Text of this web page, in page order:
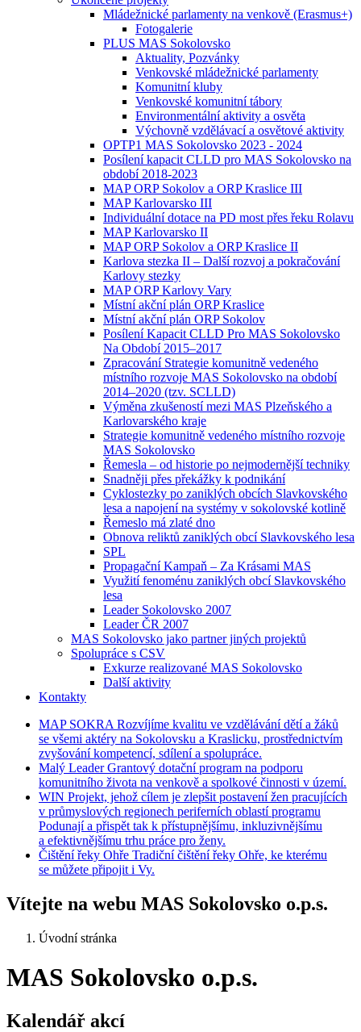
Mládežnické parlamenty na venkově (Erasmus+)
Fotogalerie
PLUS MAS Sokolovsko
Aktuality, Pozvánky
Venkovské mládežnické parlamenty
Komunitní kluby
Venkovské komunitní tábory
Environmentální aktivity a osvěta
Výchovně vzdělávací a osvětové aktivity
OPTP1 MAS Sokolovsko 2023 - 2024
Posílení kapacit CLLD pro MAS Sokolovsko na
období 2018-2023
MAP ORP Sokolov a ORP Kraslice III
MAP Karlovarsko III
Individuální dotace na PD most přes řeku Rolavu
MAP Karlovarsko II
MAP ORP Sokolov a ORP Kraslice II
Karlova stezka II – Další rozvoj a pokračování
Karlovy stezky
MAP ORP Karlovy Vary
Místní akční plán ORP Kraslice
Místní akční plán ORP Sokolov
Posílení Kapacit CLLD Pro MAS Sokolovsko
Na Období 2015–2017
Zpracování Strategie komunitně vedeného
místního rozvoje MAS Sokolovsko na období
2014–2020 (tzv. SCLLD)
Výměna zkušeností mezi MAS Plzeňského a
Karlovarského kraje
Strategie komunitně vedeného místního rozvoje
MAS Sokolovsko
Řemesla – od historie po nejmodernější techniky
Snadněji přes překážky k podnikání
Cyklostezky po zaniklých obcích Slavkovského
lesa a napojení na systémy v sokolovské kotlině
Řemeslo má zlaté dno
Obnova reliktů zaniklých obcí Slavkovského lesa
SPL
Propagační Kampaň – Za Krásami MAS
Využití fenoménu zaniklých obcí Slavkovského
lesa
Leader Sokolovsko 2007
Leader ČR 2007
MAS Sokolovsko jako partner jiných projektů
Spolupráce s CSV
Exkurze realizované MAS Sokolovsko
Další aktivity
Kontakty
MAPSOKRA Rozvíjíme kvalitu ve vzdělávání dětí a žáků
se všemi aktéry na Sokolovsku a Kraslicku, prostřednictvím
zvyšování kompetencí, sdílení a spolupráce.
Malý Leader Grantový dotační program na podporu
komunitního života na venkově a spolkové činnosti v území.
WIN Projekt, jehož cílem je zlepšit postavení žen pracujících
v průmyslových regionech periferních oblastí programu
Podunají a přispět tak k přístupnějšímu, inkluzivnějšímu
a efektivnějšímu trhu práce pro ženy.
Čištěnířeky Ohře Tradiční čištění řeky Ohře, ke kterému
se můžete připojit i Vy.
Vítejte na webu MAS Sokolovsko o.p.s.
Úvodní stránka
MAS Sokolovsko o.p.s.
Kalendář akcí